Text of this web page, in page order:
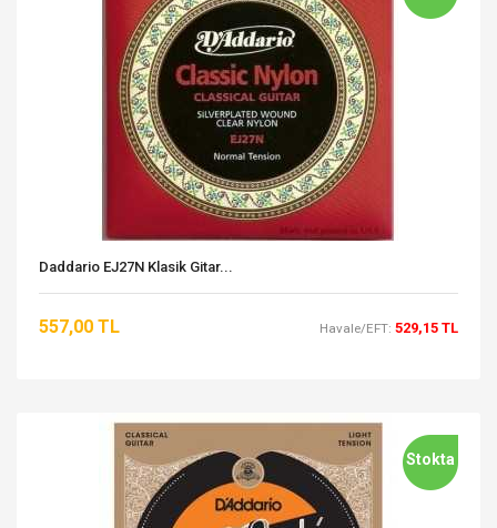
Daddario EJ27N Klasik Gitar...
557,00 TL Havale/EFT: 529,15 TL
Stokta